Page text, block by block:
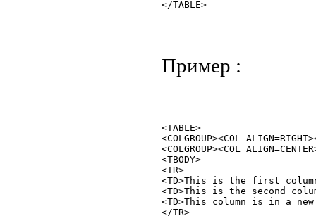
Пример :
<TABLE>
<COLGROUP><COL
<COLGROUP><COL
<TBODY>
<TR>
<TD>This is the first
<TD>This is the second
<TD>This column is in a
</TR>